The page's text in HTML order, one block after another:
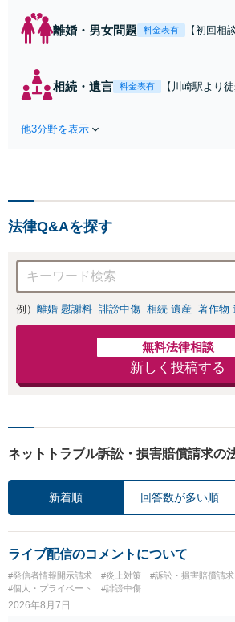
離婚・男女問題 料金表有
【初回相
割・婚姻
相続・遺言 料金表有
【川崎駅より
他3分野を表示
法律Q&Aを探す
例） 離婚 慰謝料 誹謗中傷 相続 遺産 著作物
無料法律相談
新しく投稿する
ネットトラブル訴訟・損害賠償請求の
新着順 回答数が多い順
ライブ配信のコメントについて
#発信者情報開示請求 #炎上対策 #訴訟・損害賠償請求
#個人・プライベート
#誹謗中傷
2026年8月7日